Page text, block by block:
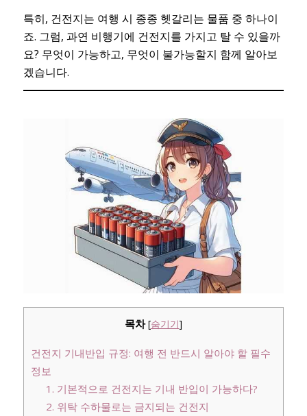
특히, 건전지는 여행 시 종종 헷갈리는 물품 중 하나이
죠. 그럼, 과연 비행기에 건전지를 가지고 탈 수 있을까
요? 무엇이 가능하고, 무엇이 불가능할지 함께 알아보
겠습니다.
목차 [숨기기]
건전지 기내반입 규정: 여행 전 반드시 알아야 할 필수
정보
1. 기본적으로 건전지는 기내 반입이 가능하다?
2. 위탁 수하물로는 금지되는 건전지